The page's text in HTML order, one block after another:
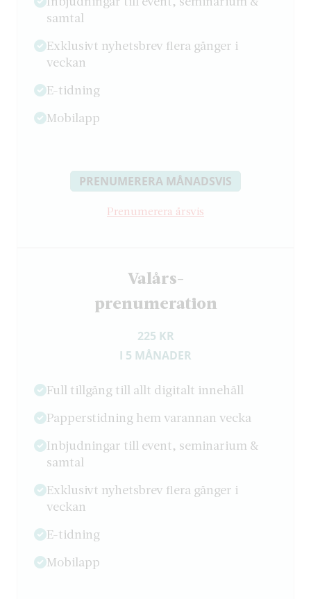
samtal
Exklusivt nyhetsbrev flera gånger i
veckan
E-tidning
Mobilapp
PRENUMERERA MÅNADSVIS
Prenumerera årsvis
Valårs-
­prenumeration
225 KR
I 5 MÅNADER
Full tillgång till allt digitalt innehåll
Papperstidning hem varannan vecka
Inbjudningar till event, seminarium &
samtal
Exklusivt nyhetsbrev flera gånger i
veckan
E-tidning
Mobilapp